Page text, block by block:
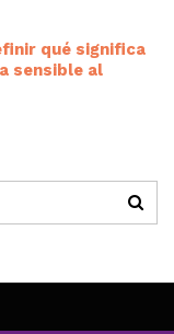
qué significa
sensible al